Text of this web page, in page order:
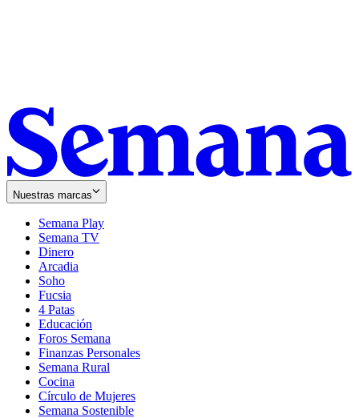
Nuestras marcas
Semana Play
Semana TV
Dinero
Arcadia
Soho
in
new
window
Fucsia
in
new
window
4 Patas
Educación
Foros Semana
Finanzas Personales
Semana Rural
Cocina
Círculo de Mujeres
Semana Sostenible